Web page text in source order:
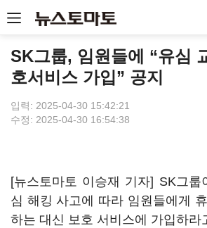
SK그룹, 임원들에 “유심
호서비스 가입” 공지
입력: 2025-04-30 15:42:21
수정: 2025-04-30 16:54:38
[뉴스토마토 이승재 기자] SK그룹
심 해킹 사고에 따라 임원들에게
하는 대신 보호 서비스에 가입하라